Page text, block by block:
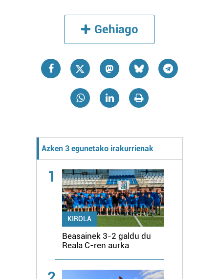
Gehiago
Azken 3 egunetako irakurrienak
1
KIROLA
Beasainek 3-2 galdu du
Reala C-ren aurka